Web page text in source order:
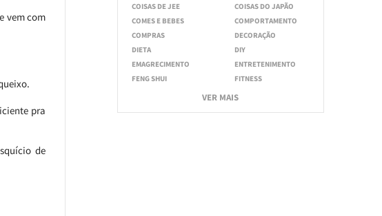
vem com
pra
de
COISAS DE JEE
COISAS DO JAPÃO
COMES E BEBES
COMPORTAMENTO
COMPRAS
DECORAÇÃO
DIETA
DIY
EMAGRECIMENTO
ENTRETENIMENTO
FENG SHUI
FITNESS
VER MAIS